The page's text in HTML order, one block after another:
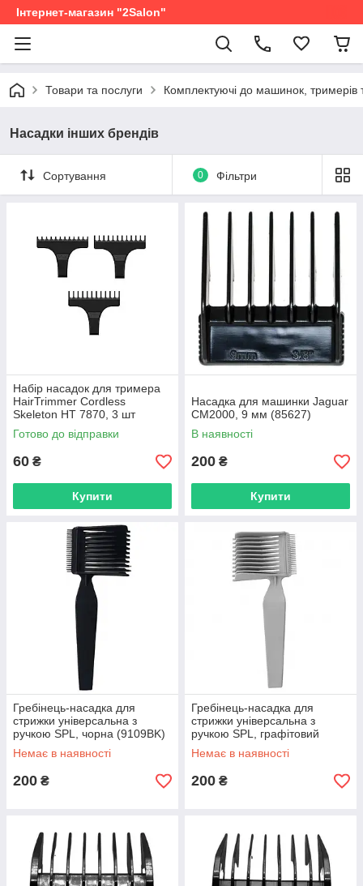
Інтернет-магазин "2Salon"
Товари та послуги Комплектуючі до машинок, тримерів
Насадки інших брендів
Сортування 0 Фільтри
Набір насадок для тримера
HairTrimmer Cordless
Skeleton HT 7870, 3 шт
(HT7870-003)
Готово до відправки
60 ₴
Купити
Насадка для машинки Jaguar
CM2000, 9 мм (85627)
В наявності
200 ₴
Купити
Гребінець-насадка для
стрижки універсальна з
ручкою SPL, чорна (9109BK)
Немає в наявності
200 ₴
Гребінець-насадка для
стрижки універсальна з
ручкою SPL, графітовий
(9109GRE)
Немає в наявності
200 ₴